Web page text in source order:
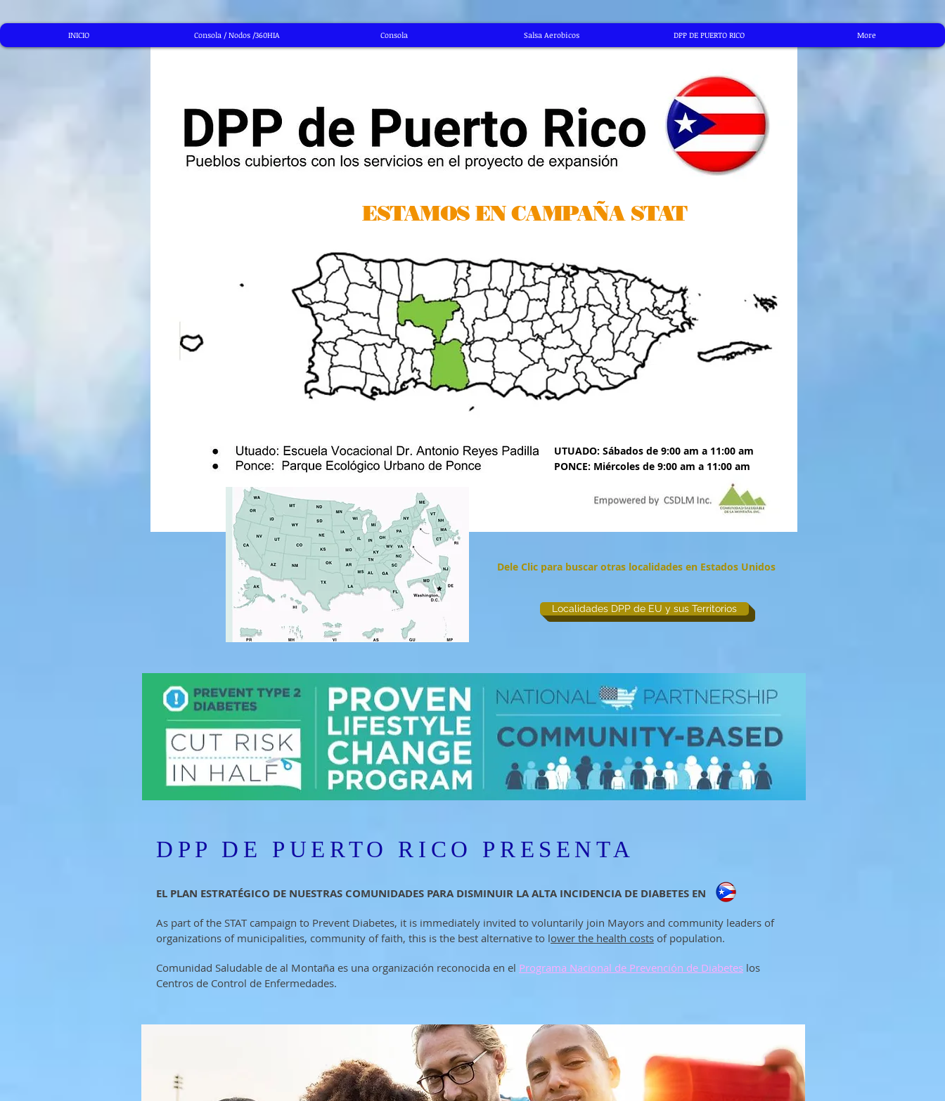
INICIO Consola / Nodos /360HIA Consola Salsa Aerobicos DPP DE PUERTO RICO More
ESTAMOS EN CAMPAÑA STAT
PONCE: Miércoles de 9:00 am a 11:00 am
UTUADO: Sábados de 9:00 am a 11:00 am
Dele Clic para buscar otras localidades en Estados Unidos
Localidades DPP de EU y sus Territorios
DPP DE PUERTO RICO PRESENTA
EL PLAN ESTRATÉGICO DE NUESTRAS COMUNIDADES PARA DISMINUIR LA ALTA INCIDENCIA DE DIABETES EN
As part of the STAT campaign to Prevent Diabetes, it is immediately invited to voluntarily join Mayors and community leaders of
organizations of municipalities, community of faith, this is the best alternative to lower the health costs of population.
Comunidad Saludable de al Montaña es una organización reconocida en el Programa Nacional de Prevención de Diabetes los
Centros de Control de Enfermedades.